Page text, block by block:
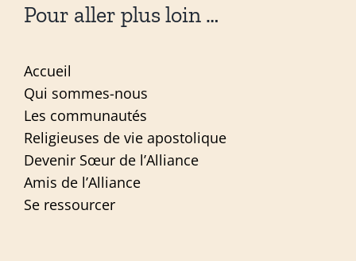
Pour aller plus loin …
Accueil
Qui sommes-nous
Les communautés
Religieuses de vie apostolique
Devenir Sœur de l’Alliance
Amis de l’Alliance
Se ressourcer